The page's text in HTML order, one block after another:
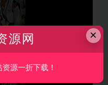
×
源网
源一折下载！